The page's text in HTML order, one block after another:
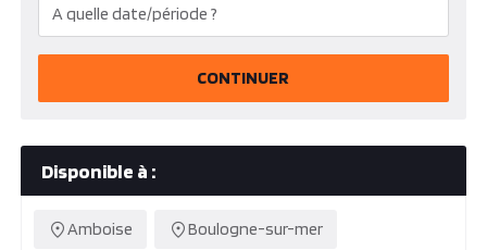
CONTINUER
Disponible à :
Amboise Boulogne-sur-mer